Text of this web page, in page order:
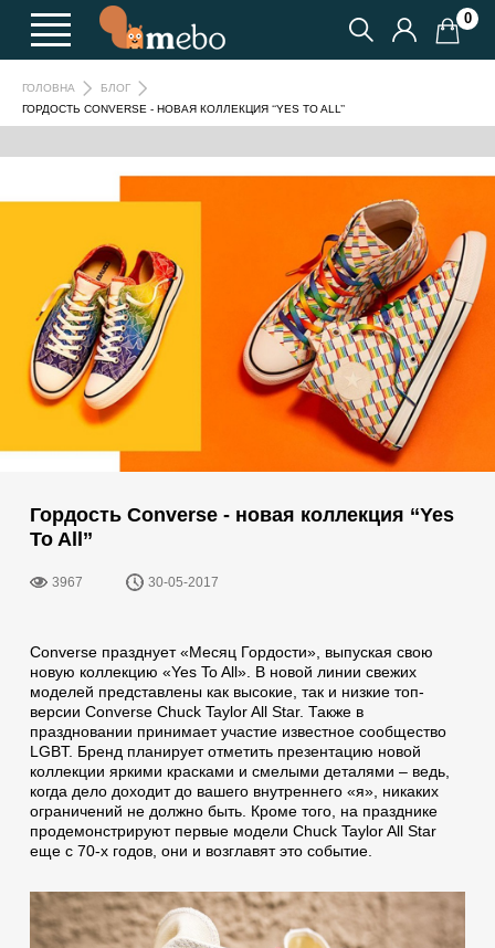
0
ГОЛОВНА
БЛОГ
ГОРДОСТЬ CONVERSE - НОВАЯ КОЛЛЕКЦИЯ ‘‘YES TO ALL’’
Гордость Converse - новая коллекция ‘‘Yes
To All’’
3967 30-05-2017
Converse празднует «Месяц Гордости», выпуская свою
новую коллекцию «Yes To All». В новой линии свежих
моделей представлены как высокие, так и низкие топ-
версии Converse Chuck Taylor All Star. Также в
праздновании принимает участие известное сообщество
LGBT. Бренд планирует отметить презентацию новой
коллекции яркими красками и смелыми деталями – ведь,
когда дело доходит до вашего внутреннего «я», никаких
ограничений не должно быть. Кроме того, на празднике
продемонстрируют первые модели Chuck Taylor All Star
еще с 70-х годов, они и возглавят это событие.